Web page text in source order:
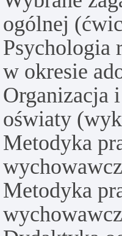
ogólnej
Psychologia
w okresie
Organizacja
oświaty
Metodyka
Metodyka